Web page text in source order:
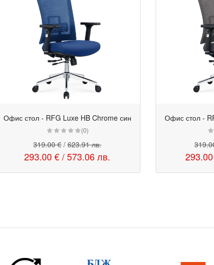
Офис стол - RFG Luxe HB Chrome син
(0)
319.00 €/623.91 лв.
293.00 €/573.06 лв.
Офис стол -